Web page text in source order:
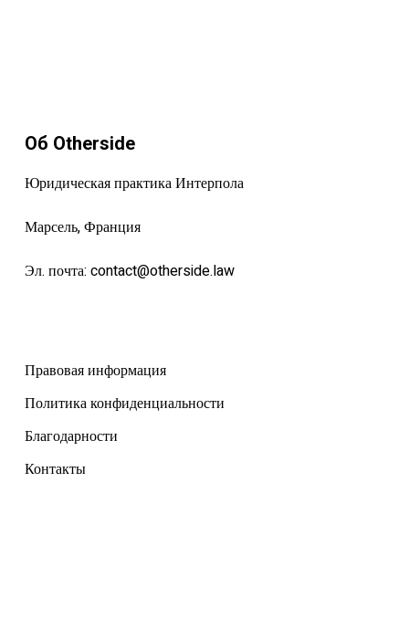
Об Otherside
Юридическая практика Интерпола
Марсель, Франция
Эл. почта: contact@otherside.law
Правовая информация
Политика конфиденциальности
Благодарности
Контакты